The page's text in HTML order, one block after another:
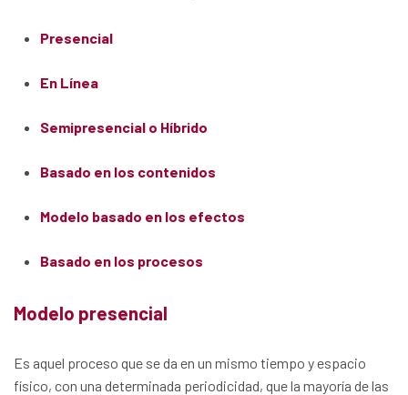
Presencial
En Línea
Semipresencial o Híbrido
Basado en los contenidos
Modelo basado en los efectos
Basado en los procesos
Modelo presencial
Es aquel proceso que se da en un mismo tiempo y espacio
físico, con una determinada periodicidad, que la mayoría de las